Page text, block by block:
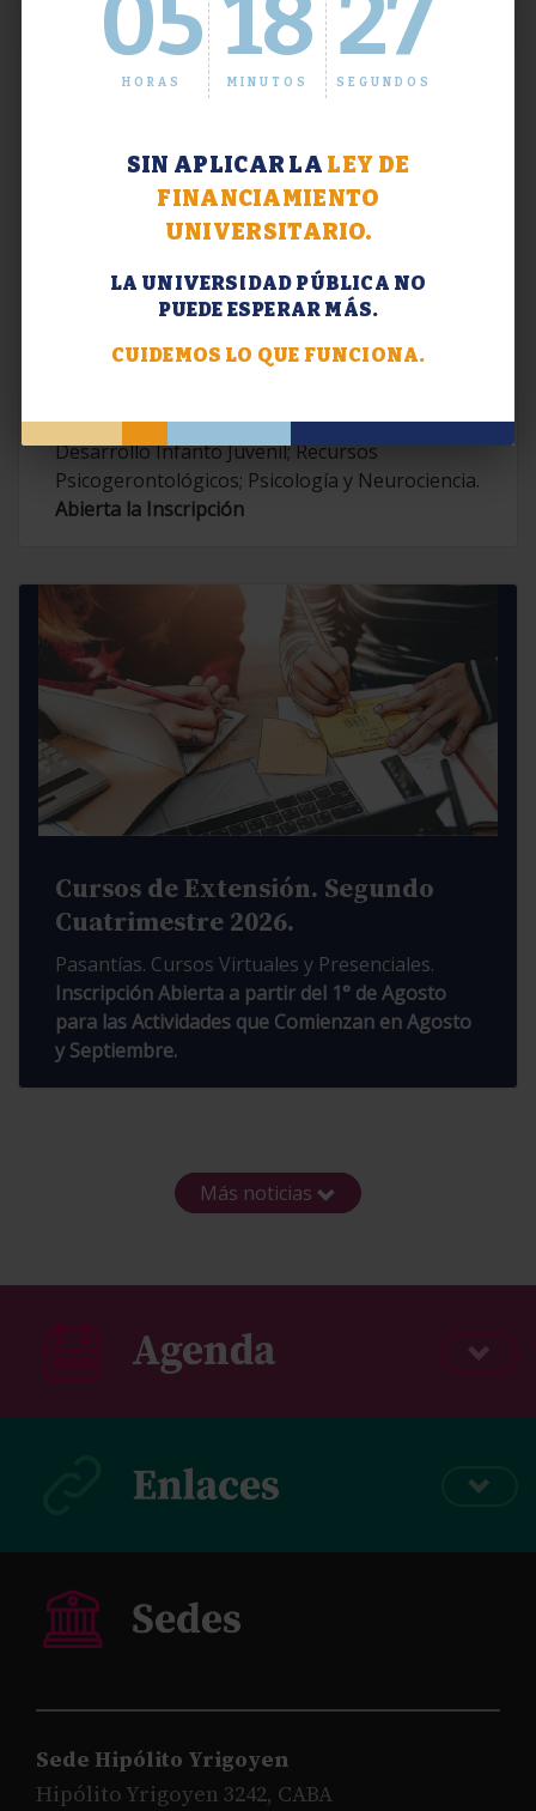
05
HORAS
18
MINUTOS
28
SEGUNDOS
SIN APLICAR LA LEY DE
FINANCIAMIENTO
UNIVERSITARIO.
LA UNIVERSIDAD PÚBLICA NO
PUEDE ESPERAR MÁS.
CUIDEMOS LO QUE FUNCIONA.
Extensión. Diplomaturas 2026.
Contemporáneas; Problemáticas en el
Desarrollo Infanto Juvenil; Recursos
Psicogerontológicos; Psicología y Neurociencia.
Abierta la Inscripción
Cursos de Extensión. Segundo
Cuatrimestre 2026.
Pasantías. Cursos Virtuales y Presenciales.
Inscripción Abierta a partir del 1° de Agosto
para las Actividades que Comienzan en Agosto
y Septiembre.
Más noticias
Sede Hipólito Yrigoyen
Hipólito Yrigoyen 3242, CABA